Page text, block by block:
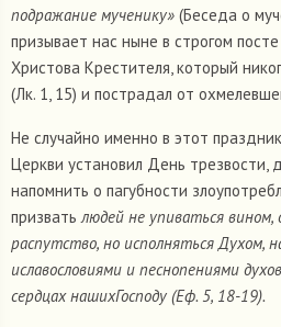
подражание мученику» (Беседа о
призывает нас ныне в строгом
Христова Крестителя, который
(Лк. 1, 15) и пострадал от
Не случайно именно в этот
Церкви установил День трезвости,
напомнить о пагубности
призвать людей не упиваться
распутство, но исполняться Духом,
иславословиями и песнопениями
сердцах нашихГосподу (Еф. 5, 18-19).